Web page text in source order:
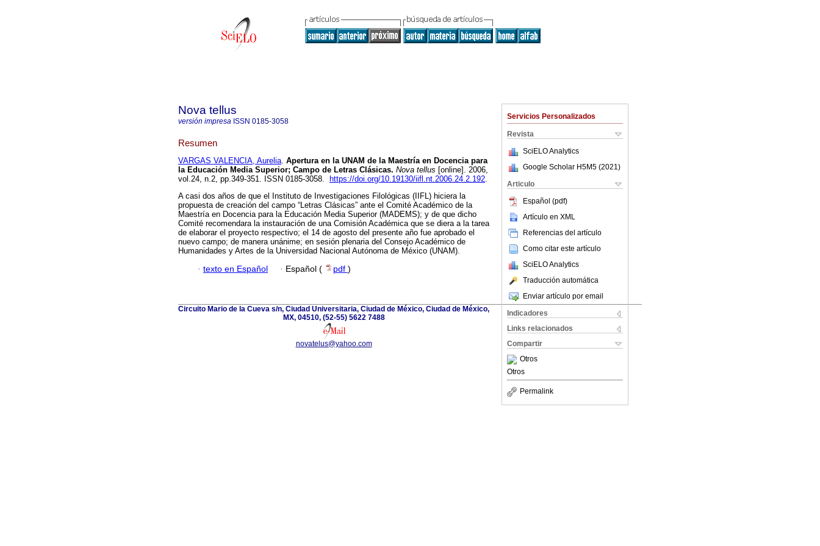
Servicios Personalizados
Revista
SciELO Analytics
Google Scholar H5M5 (2021 )
Articulo
Español (pdf)
Artículo en XML
Referencias del artículo
Como citar este artículo
SciELO Analytics
Traducción automática
Enviar artículo por email
Indicadores
Links relacionados
Compartir
Otros
Otros
Permalink
Nova tellus
versión impresa ISSN 0185-3058
Resumen
VARGAS VALENCIA, Aurelia. Apertura en la UNAM de la Maestría en Docencia para
la Educación Media Superior; Campo de Letras Clásicas. Nova tellus [online]. 2006,
vol.24, n.2, pp.349-351. ISSN 0185-3058.
https://doi.org/10.19130/iifl.nt.2006.24.2.192.
A casi dos años de que el Instituto de Investigaciones Filológicas (IIFL) hiciera la
propuesta de creación del campo “Letras Clásicas” ante el Comité Académico de la
Maestría en Docencia para la Educación Media Superior (MADEMS); y de que dicho
Comité recomendara la instauración de una Comisión Académica que se diera a la tarea
de elaborar el proyecto respectivo; el 14 de agosto del presente año fue aprobado el
nuevo campo; de manera unánime; en sesión plenaria del Consejo Académico de
Humanidades y Artes de la Universidad Nacional Autónoma de México (UNAM).
· texto en Español · Español ( pdf )
Circuito Mario de la Cueva s/n, Ciudad Universitaria, Ciudad de México, Ciudad de México,
MX, 04510, (52-55) 5622 7488
novatelus@yahoo.com